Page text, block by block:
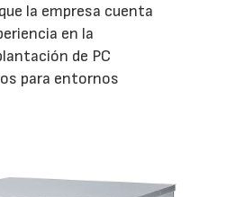
la empresa cuenta
en la
de PC
para entornos